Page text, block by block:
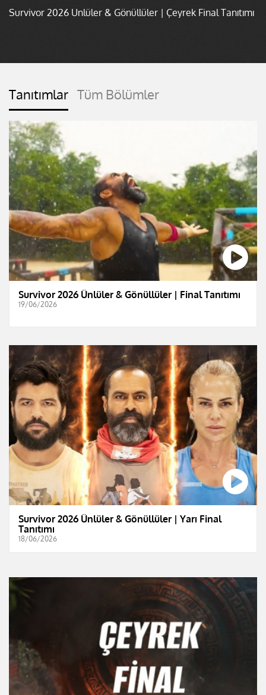
Survivor 2026 Ünlüler & Gönüllüler | Çeyrek Final Tanıtımı
Tanıtımlar Tüm Bölümler
Survivor 2026 Ünlüler & Gönüllüler | Final Tanıtımı
19/06/2026
Survivor 2026 Ünlüler & Gönüllüler | Yarı Final
Tanıtımı
18/06/2026